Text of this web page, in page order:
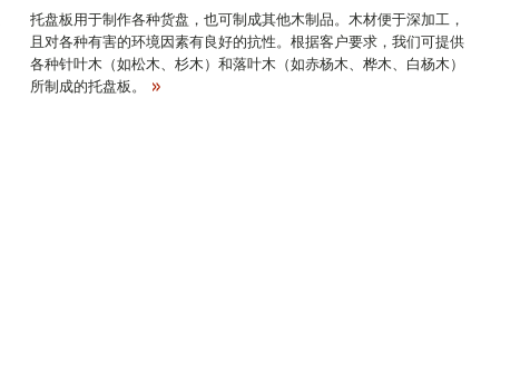
托盘板用于制作各种货盘，也可制成其他木制品。木材便于深加工，
且对各种有害的环境因素有良好的抗性。根据客户要求，我们可提供
各种针叶木（如松木、杉木）和落叶木（如赤杨木、桦木、白杨木）
所制成的托盘板。